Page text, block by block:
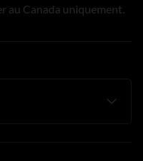
au Canada uniquement.